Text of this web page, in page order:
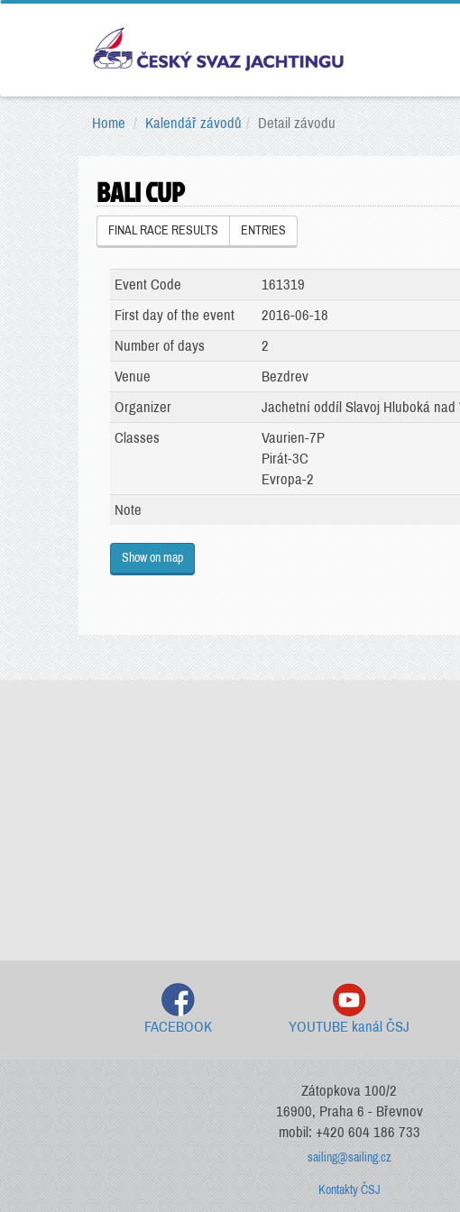
Home Kalendář závodů Detail závodu
BALI CUP
FINAL RACE RESULTS ENTRIES
Event Code
161319
First day of the event
2016-06-18
Number of days
2
Venue
Bezdrev
Organizer
Jachetní oddíl Slavoj Hluboká nad
Classes
Vaurien-7P
Pirát-3C
Evropa-2
Note
Show on map
FACEBOOK YOUTUBE kanál ČSJ
Zátopkova 100/2
16900, Praha 6 - Břevnov
mobil: +420 604 186 733
sailing@sailing.cz
Kontakty ČSJ